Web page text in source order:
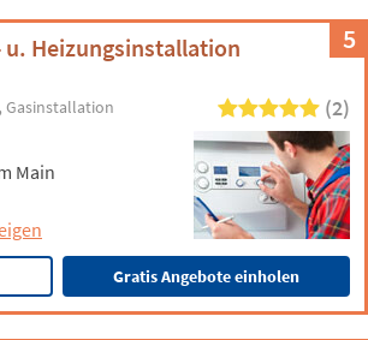
5
u. Heizungsinstallation
Gasinstallation (2)
Main
Gratis Angebote einholen